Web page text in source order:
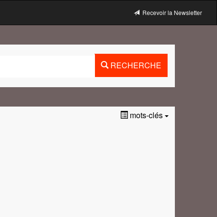
Recevoir la Newsletter
RECHERCHE
mots-clés